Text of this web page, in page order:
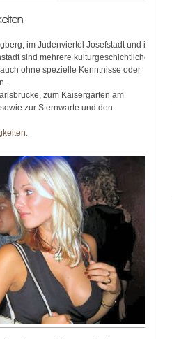
im Judenviertel Josefstadt und in
sind mehrere kulturgeschichtliche
ohne spezielle Kenntnisse oder
zum Kaisergarten am
zur Sternwarte und den